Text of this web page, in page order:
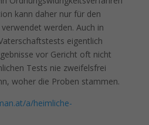
kann daher nur für den
werden. Auch in
eigentlich
vor Gericht oft nicht
Tests nie zweifelsfrei
woher die Proben stammen.
a/heimliche-